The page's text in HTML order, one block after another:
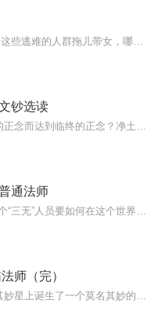
钞选读
通法师
师（完）